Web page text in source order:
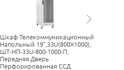
Шкаф Телекоммуникационный
Напольный 19”,33U(800X1000),
ШТ-НП-33U-800-1000-П,
Передняя Дверь
Перфорированная ССД